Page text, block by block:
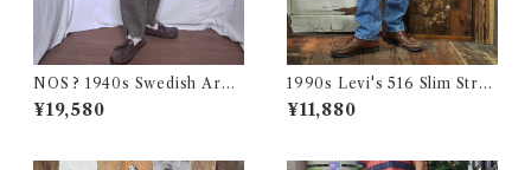
NOS ? 1940s Swedish Arm
y Wool Pants / デッドストッ
ク？ユーロ ミリタリー スウェ
¥19,580
1990s Levi's 516 Slim Strai
ght Made in CANADA 実寸
W32 L31.5 / リーバイス デニ
¥11,880